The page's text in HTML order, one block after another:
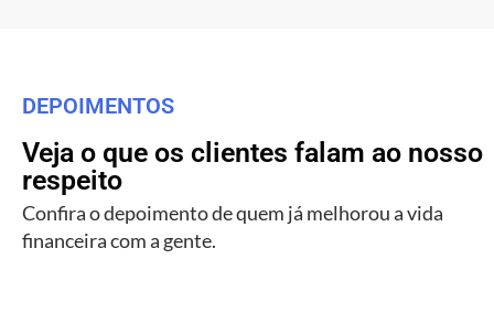
DEPOIMENTOS
Veja o que os clientes falam ao nosso
respeito
Confira o depoimento de quem já melhorou a vida
financeira com a gente.